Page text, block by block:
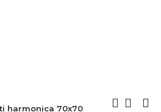
harmonica 70x70